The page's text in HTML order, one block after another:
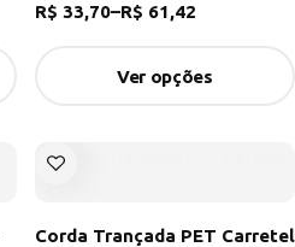
R$ 33,70–R$ 61,42
Ver opções
Corda Trançada PET Carretel